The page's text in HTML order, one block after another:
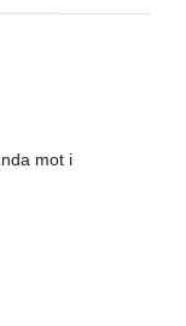
mot i